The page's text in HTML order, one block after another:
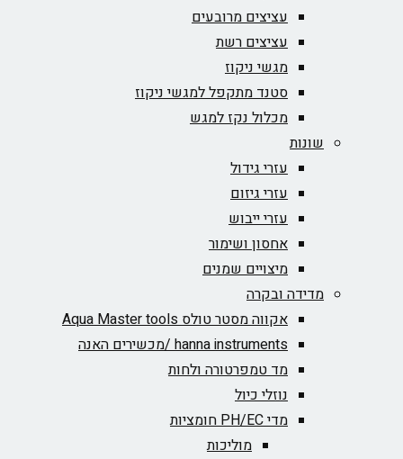
עציצים מרובעים
עציצים רשת
מגשי ניקוז
סטנד מתקפל למגשי ניקוז
מכלול נקז למגש
שונות
עזרי גידול
עזרי גיזום
עזרי ייבוש
אחסון ושימור
מיצויים שמנים
מדידה ובקרה
אקווה מסטר טולס Aqua Master tools
hanna instruments /מכשירים האנה
מד טמפרטורה ולחות
נוזלי כיול
מדי PH/EC חומציות
מוליכות